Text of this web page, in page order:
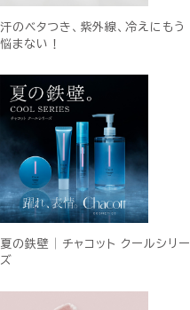
汗のベタつき、紫外線、冷えにもう
悩まない！
夏の鉄壁│チャコット クールシリー
ズ